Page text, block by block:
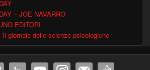
– JOE NAVARRO
EDITORI
giornale delle scienze psicologiche